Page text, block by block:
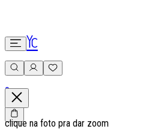
0
clique na foto pra dar zoom